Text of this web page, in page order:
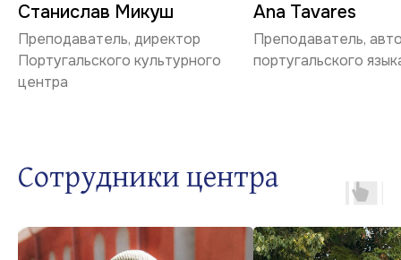
Станислав Микуш
Преподаватель, директор
Португальского культурного
центра
Ana Tavares
Преподаватель,
португальского
Сотрудники центра
ГЛАВНАЯ
КУРСЫ
ВАКАНСИИ
+7 (495) 641-71-01